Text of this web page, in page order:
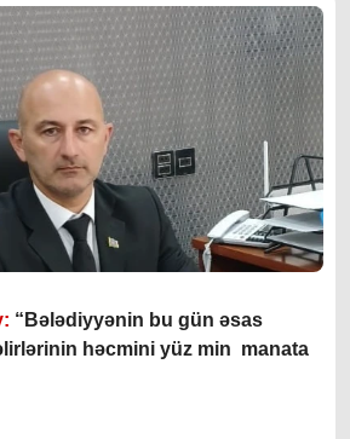
“Bələdiyyənin bu gün əsas
həcmini yüz min manata